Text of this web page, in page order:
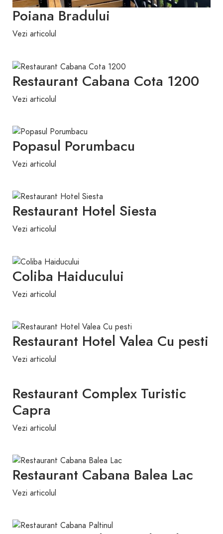
Poiana Bradului
Vezi articolul
Restaurant Cabana Cota 1200
Vezi articolul
Popasul Porumbacu
Vezi articolul
Restaurant Hotel Siesta
Vezi articolul
Coliba Haiducului
Vezi articolul
Restaurant Hotel Valea Cu pesti
Vezi articolul
Restaurant Complex Turistic
Capra
Vezi articolul
Restaurant Cabana Balea Lac
Vezi articolul